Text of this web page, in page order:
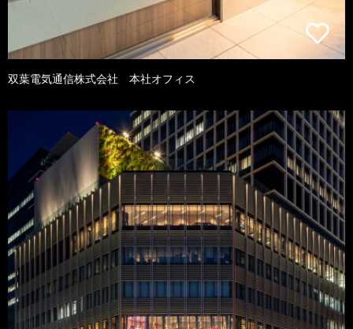
双葉電気通信株式会社 本社オフィス